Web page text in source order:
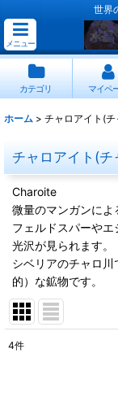
世界
メニュー
カテゴリ マイペ
ホーム > チャロアイト(チ
チャロアイト(チ
Charoite
微量のマンガンによ
フェルドスパーや
光沢が見られます。
シベリアのチャロ
的）な鉱物です。
4件